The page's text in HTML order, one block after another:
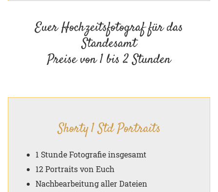
Euer Hochzeitsfotograf für das
Standesamt
Preise von 1 bis 2 Stunden
Shorty 1 Std Portraits
1 Stunde Fotografie insgesamt
12 Portraits von Euch
Nachbearbeitung aller Dateien